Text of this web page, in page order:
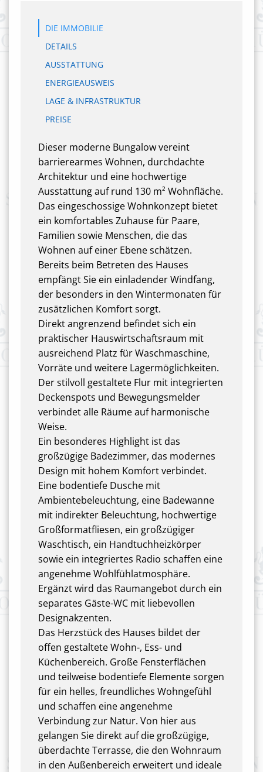
DIE IMMOBILIE
DETAILS
AUSSTATTUNG
ENERGIEAUSWEIS
LAGE & INFRASTRUKTUR
PREISE
Dieser moderne Bungalow vereint
barrierearmes Wohnen, durchdachte
Architektur und eine hochwertige
Ausstattung auf rund 130 m² Wohnfläche.
Das eingeschossige Wohnkonzept bietet
ein komfortables Zuhause für Paare,
Familien sowie Menschen, die das
Wohnen auf einer Ebene schätzen.
Bereits beim Betreten des Hauses
empfängt Sie ein einladender Windfang,
der besonders in den Wintermonaten für
zusätzlichen Komfort sorgt.
Direkt angrenzend befindet sich ein
praktischer Hauswirtschaftsraum mit
ausreichend Platz für Waschmaschine,
Vorräte und weitere Lagermöglichkeiten.
Der stilvoll gestaltete Flur mit integrierten
Deckenspots und Bewegungsmelder
verbindet alle Räume auf harmonische
Weise.
Ein besonderes Highlight ist das
großzügige Badezimmer, das modernes
Design mit hohem Komfort verbindet.
Eine bodentiefe Dusche mit
Ambientebeleuchtung, eine Badewanne
mit indirekter Beleuchtung, hochwertige
Großformatfliesen, ein großzügiger
Waschtisch, ein Handtuchheizkörper
sowie ein integriertes Radio schaffen eine
angenehme Wohlfühlatmosphäre.
Ergänzt wird das Raumangebot durch ein
separates Gäste-WC mit liebevollen
Designakzenten.
Das Herzstück des Hauses bildet der
offen gestaltete Wohn-, Ess- und
Küchenbereich. Große Fensterflächen
und teilweise bodentiefe Elemente sorgen
für ein helles, freundliches Wohngefühl
und schaffen eine angenehme
Verbindung zur Natur. Von hier aus
gelangen Sie direkt auf die großzügige,
überdachte Terrasse, die den Wohnraum
in den Außenbereich erweitert und ideale